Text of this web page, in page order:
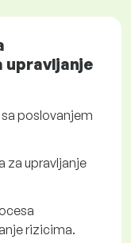
upravljanje
poslovanjem
za upravljanje
rizicima.